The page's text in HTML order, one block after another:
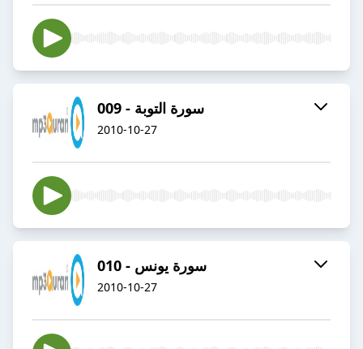
009 - سورة التوبة
2010-10-27
010 - سورة يونس
2010-10-27